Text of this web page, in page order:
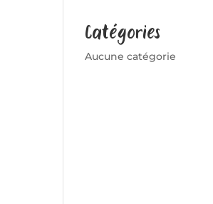
Catégories
Aucune catégorie